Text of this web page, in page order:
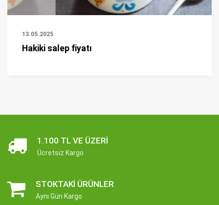
13.05.2025
Hakiki salep fiyatı
1.100 TL VE ÜZERI
Ücretsiz Kargo
STOKTAKI ÜRÜNLER
Aynı Gün Kargo